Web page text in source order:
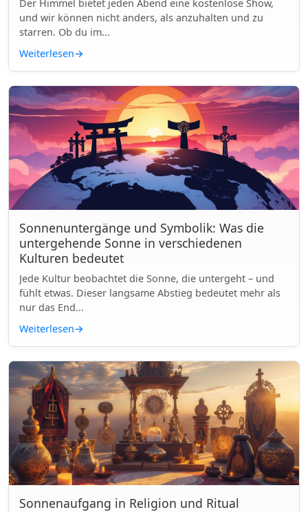
Der Himmel bietet jeden Abend eine kostenlose Show,
und wir können nicht anders, als anzuhalten und zu
starren. Ob du im...
Weiterlesen→
Sonnenuntergänge und Symbolik: Was die
untergehende Sonne in verschiedenen
Kulturen bedeutet
Jede Kultur beobachtet die Sonne, die untergeht – und
fühlt etwas. Dieser langsame Abstieg bedeutet mehr als
nur das End...
Weiterlesen→
Sonnenaufgang in Religion und Ritual